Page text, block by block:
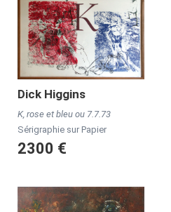
Dick Higgins
K, rose et bleu ou 7.7.73
Sérigraphie sur Papier
2300 €